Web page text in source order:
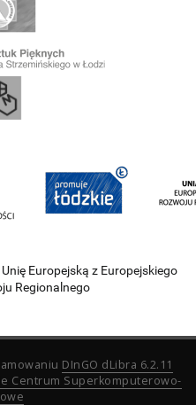
Europejską z Europejskiego
Regionalnego
DInGO dLibra 6.2.11
Centrum Superkomputerowo-